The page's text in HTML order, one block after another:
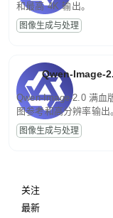
和最高 4K 输出。
图像生成与处理
Qwen-Image-
Qwen-Image-2.0 满血
图参考和高分辨率输出
图像生成与处理
关注
最新